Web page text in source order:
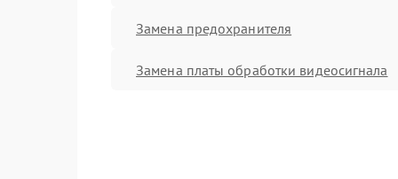
Замена предохранителя
Замена платы обработки видеосигнала